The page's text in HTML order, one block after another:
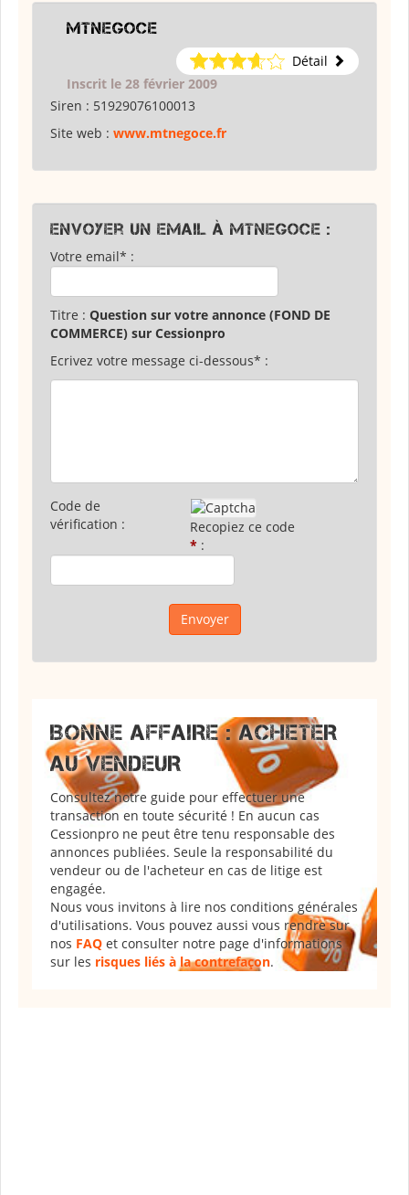
MTNEGOCE
Détail
Inscrit le 28 février 2009
Siren : 51929076100013
Site web : www.mtnegoce.fr
Envoyer un email à MTNEGOCE :
Votre email* :
Titre : Question sur votre annonce (FOND DE
COMMERCE) sur Cessionpro
Ecrivez votre message ci-dessous* :
Code de
vérification :
Recopiez ce code
* :
BONNE AFFAIRE : ACHETER
AU VENDEUR
Consultez notre guide pour effectuer une
transaction en toute sécurité ! En aucun cas
Cessionpro ne peut être tenu responsable des
annonces publiées. Seule la responsabilité du
vendeur ou de l'acheteur en cas de litige est
engagée.
Nous vous invitons à lire nos conditions générales
d'utilisations. Vous pouvez aussi vous rendre sur
nos FAQ et consulter notre page d'informations
sur les risques liés à la contrefaçon.